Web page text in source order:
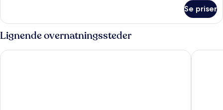
have
-
fælles
badeværelse
udsigt
Se priser
Lignende overnatningssteder
Sure Hotel by Best Western City Jonkoping Eksjö